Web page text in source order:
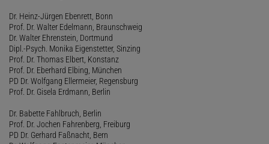
Dr. Heinz-Jürgen Ebenrett, Bonn
Prof. Dr. Walter Edelmann, Braunschweig
Dr. Walter Ehrenstein, Dortmund
Dipl.-Psych. Monika Eigenstetter, Sinzing
Prof. Dr. Thomas Elbert, Konstanz
Prof. Dr. Eberhard Elbing, München
PD Dr. Wolfgang Ellermeier, Regensburg
Prof. Dr. Gisela Erdmann, Berlin
Dr. Babette Fahlbruch, Berlin
Prof. Dr. Jochen Fahrenberg, Freiburg
PD Dr. Gerhard Faßnacht, Bern